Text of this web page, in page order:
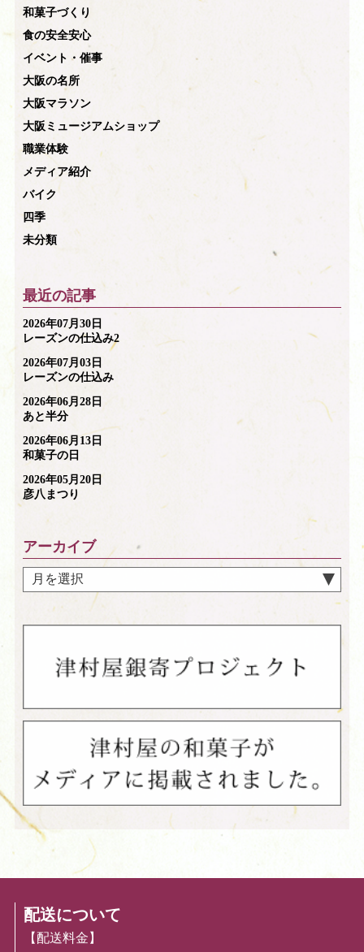
和菓子づくり
食の安全安心
イベント・催事
大阪の名所
大阪マラソン
大阪ミュージアムショップ
職業体験
メディア紹介
バイク
四季
未分類
最近の記事
2026年07月30日
レーズンの仕込み2
2026年07月03日
レーズンの仕込み
2026年06月28日
あと半分
2026年06月13日
和菓子の日
2026年05月20日
彦八まつり
アーカイブ
配送について
【配送料金】